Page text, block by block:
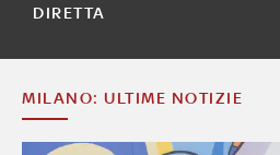
DIRETTA
MILANO: ULTIME NOTIZIE